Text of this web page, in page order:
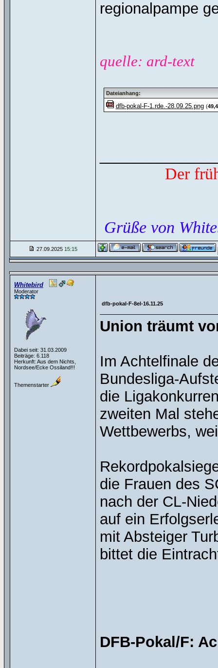
regionalpampe
quelle: ard-text
Dateianhang:
dfb-pokal-F-1.rde.-28.09.25.png (
Der
Grüße von
27.09.2025 15:15
Whitebird
Moderator
Dabei seit: 31.03.2009
Beiträge: 6.118
Herkunft: Aus dem Nichts,
Nordsee/Ecke Ossiland!!!
Themenstarter
dfb-pokal-F-8el-16.11.25
Union träumt
Im Achtelfinale
Bundesliga-
die
zweiten Mal
Wettbewerbs,
die Frauen des
nach der CL-
auf ein
mit Absteiger
bittet die
DFB-Pokal/F: